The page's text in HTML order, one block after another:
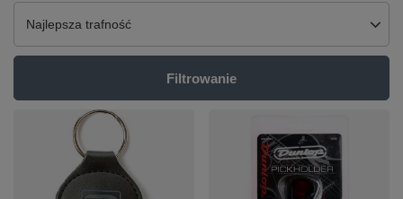
Zmień sortowanie
Najlepsza trafność
Filtrowanie